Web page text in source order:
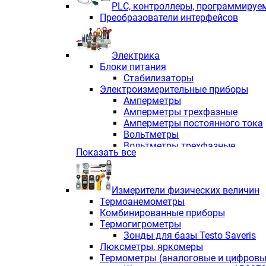
PLС, контроллеры,
Преобразователи интерфейсов
Электрика
Блоки питания
Стабилизаторы
Электроизмерительные приборы
Амперметры
Амперметры трехфазные
Амперметры постоянного тока
Вольтметры
Вольтметры трехфазные
Вольтметры постоянного тока
Индикаторы аналоговых
Измерители COS F
Комбинированные приборы
Комбинированные приборы
Комбинированные приборы
Анализаторы качества
Анализаторы мощности
Показать все
Измерители физических величин
Термоанемометры
Комбинированные приборы
Термогигрометры
Зонды для базы Testo Saveris
Люксметры, яркомеры
Термометры (аналоговые и